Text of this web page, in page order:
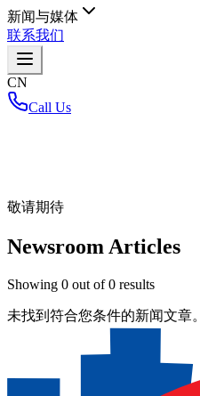
新闻与媒体
联系我们
CN
Call Us
敬请期待
Newsroom Articles
Showing 0 out of0 results
未找到符合您条件的新闻文章。